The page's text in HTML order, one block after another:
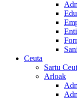
Ceuta
Sartu
Arloak